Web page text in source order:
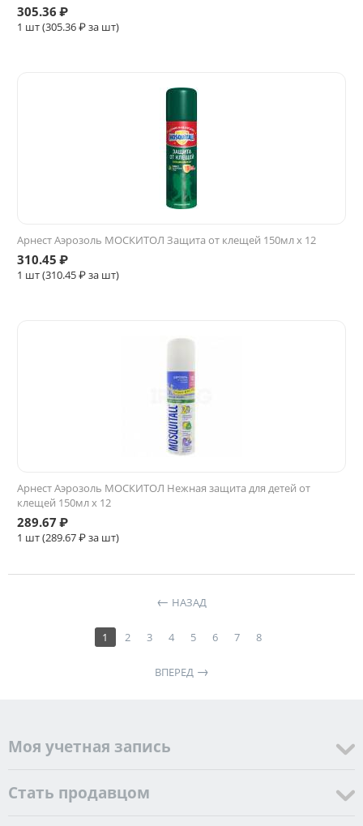
305.36 ₽
1 шт (305.36₽ за шт)
Арнест Аэрозоль МОСКИТОЛ Защита от клещей 150мл х 12
310.45 ₽
1 шт (310.45₽ за шт)
Арнест Аэрозоль МОСКИТОЛ Нежная защита для детей от
клещей 150мл х 12
289.67 ₽
1 шт (289.67₽ за шт)
НАЗАД
1 2 3 4 5 6 7 8
ВПЕРЕД
Моя учетная запись
Стать продавцом